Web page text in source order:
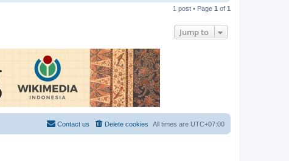
p
1 post • Page 1 of 1
Jump to
All times are UTC+07:00
Delete cookies
Contact us